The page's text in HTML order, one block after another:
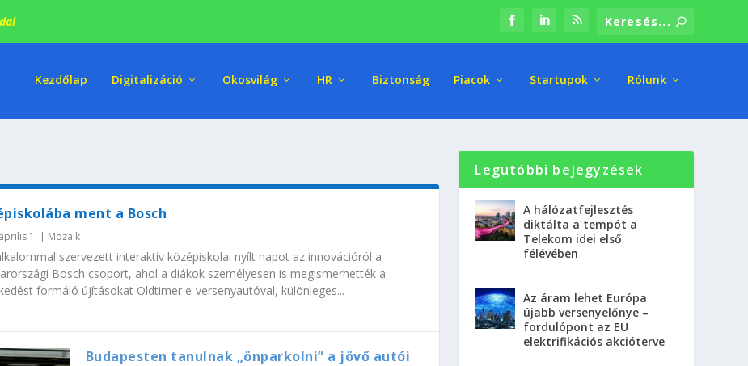
Kezdőlap Digitalizáció Okosvilág HR Biztonság Piacok Startupok Rólunk
ment a Bosch
1. | Mozaik
szervezett interaktív középiskolai nyílt napot az innovációról a
Bosch csoport, ahol a diákok személyesen is megismerhették a
formáló újításokat Oldtimer e-versenyautóval, különleges...
Budapesten tanulnak „önparkolni” a jövő autói
Legutóbbi bejegyzések
A hálózatfejlesztés
diktálta a tempót a
Telekom idei első
félévében
Az áram lehet Európa
újabb versenyelőnye –
fordulópont az EU
elektrifikációs akcióterve